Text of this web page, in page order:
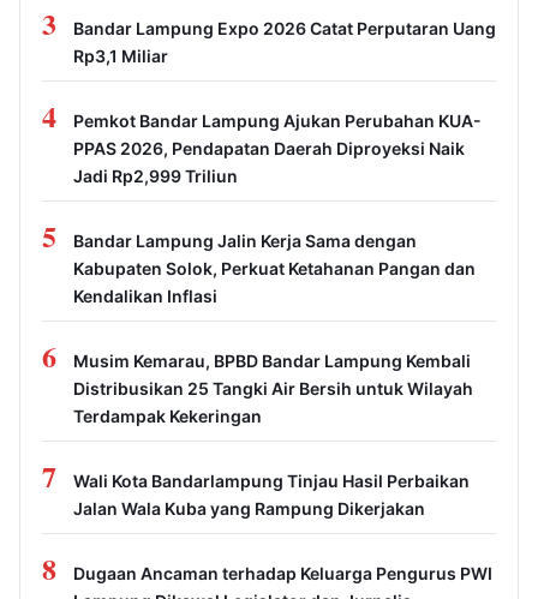
3
Bandar Lampung Expo 2026 Catat Perputaran Uang
Rp3,1 Miliar
4
Pemkot Bandar Lampung Ajukan Perubahan KUA-
PPAS 2026, Pendapatan Daerah Diproyeksi Naik
Jadi Rp2,999 Triliun
5
Bandar Lampung Jalin Kerja Sama dengan
Kabupaten Solok, Perkuat Ketahanan Pangan dan
Kendalikan Inflasi
6
Musim Kemarau, BPBD Bandar Lampung Kembali
Distribusikan 25 Tangki Air Bersih untuk Wilayah
Terdampak Kekeringan
7
Wali Kota Bandarlampung Tinjau Hasil Perbaikan
Jalan Wala Kuba yang Rampung Dikerjakan
8
Dugaan Ancaman terhadap Keluarga Pengurus PWI